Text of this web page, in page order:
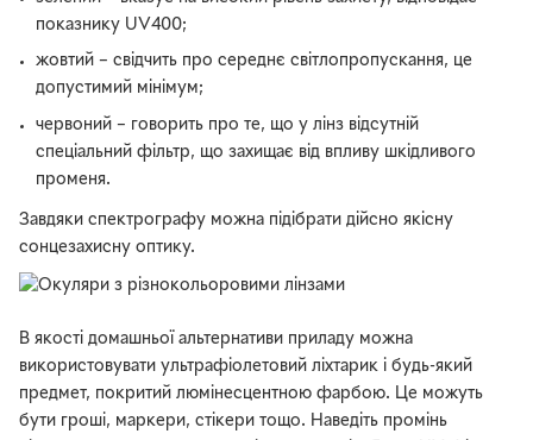
показнику UV400;
жовтий – свідчить про середнє світлопропускання, це
допустимий мінімум;
червоний – говорить про те, що у лінз відсутній
спеціальний фільтр, що захищає від впливу шкідливого
променя.
Завдяки спектрографу можна підібрати дійсно якісну
сонцезахисну оптику.
В якості домашньої альтернативи приладу можна
використовувати ультрафіолетовий ліхтарик і будь-який
предмет, покритий люмінесцентною фарбою. Це можуть
бути гроші, маркери, стікери тощо. Наведіть промінь